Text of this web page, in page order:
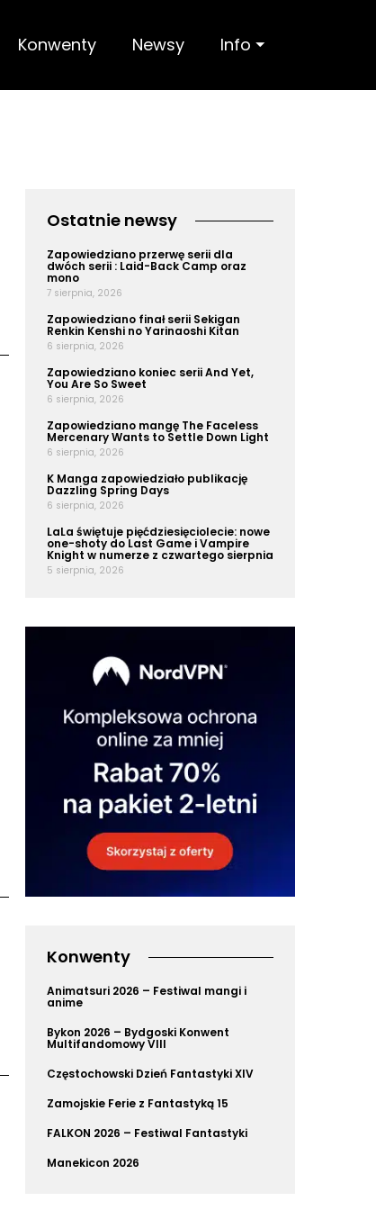
Konwenty Newsy Info ⏷
Ostatnie newsy
Zapowiedziano przerwę serii dla
dwóch serii : Laid-Back Camp oraz
mono
7 sierpnia, 2026
Zapowiedziano finał serii Sekigan
Renkin Kenshi no Yarinaoshi Kitan
6 sierpnia, 2026
Zapowiedziano koniec serii And Yet,
You Are So Sweet
6 sierpnia, 2026
Zapowiedziano mangę The Faceless
Mercenary Wants to Settle Down Light
6 sierpnia, 2026
K Manga zapowiedziało publikację
Dazzling Spring Days
6 sierpnia, 2026
LaLa świętuje pięćdziesięciolecie: nowe
one-shoty do Last Game i Vampire
Knight w numerze z czwartego sierpnia
5 sierpnia, 2026
Konwenty
Animatsuri 2026 – Festiwal mangi i
anime
Bykon 2026 – Bydgoski Konwent
Multifandomowy VIII
Częstochowski Dzień Fantastyki XIV
Zamojskie Ferie z Fantastyką 15
FALKON 2026 – Festiwal Fantastyki
Manekicon 2026